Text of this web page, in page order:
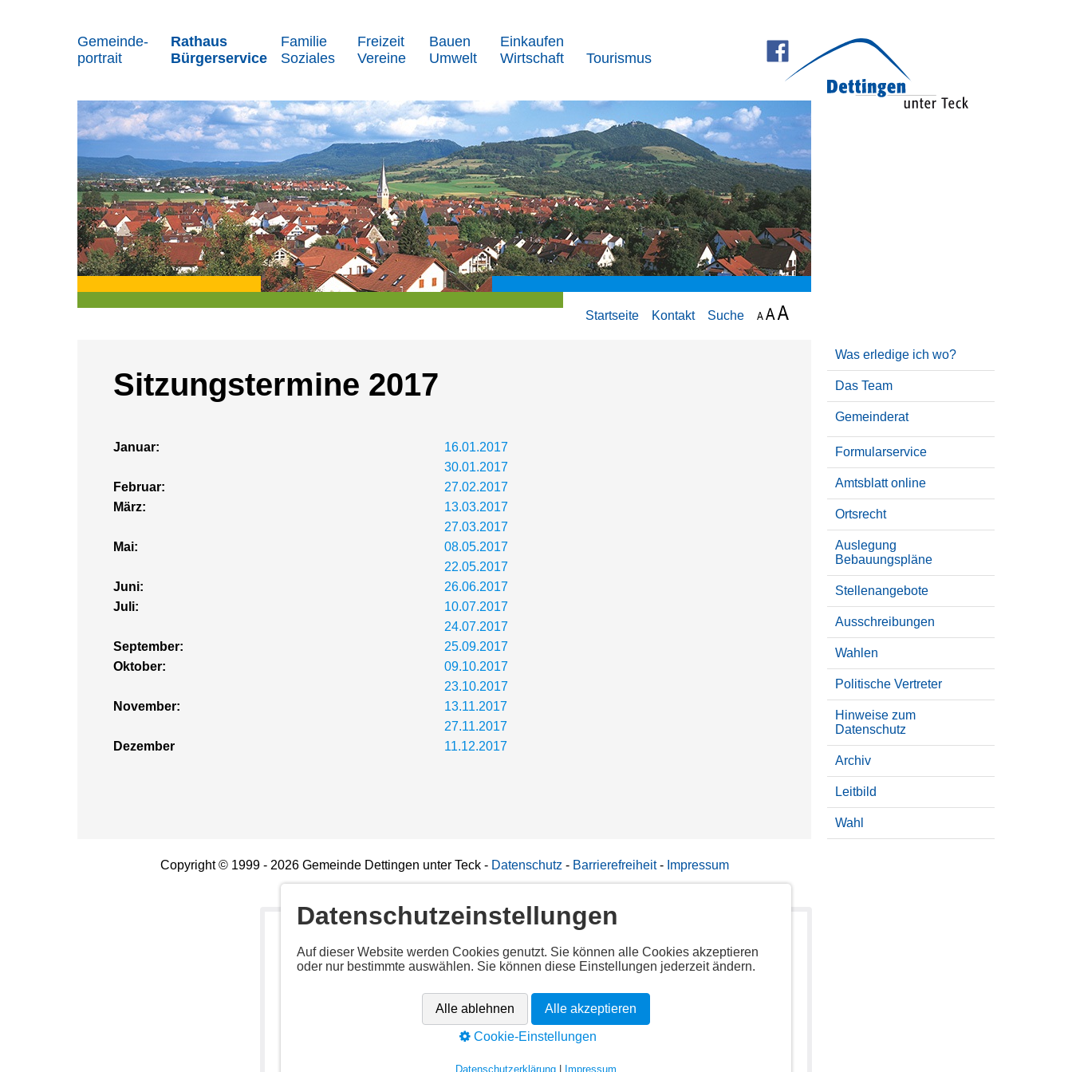
Gemeinde-
portrait
Rathaus
Bürgerservice
Familie
Soziales
Freizeit
Vereine
Bauen
Umwelt
Einkaufen
Wirtschaft
Tourismus
Startseite Kontakt Suche
Sitzungstermine 2017
Januar:
16.01.2017
30.01.2017
Februar:
27.02.2017
März:
13.03.2017
27.03.2017
Mai:
08.05.2017
22.05.2017
Juni:
26.06.2017
Juli:
10.07.2017
24.07.2017
September:
25.09.2017
Oktober:
09.10.2017
23.10.2017
November:
13.11.2017
27.11.2017
Dezember
11.12.2017
Was erledige ich wo?
Das Team
Gemeinderat
Formularservice
Amtsblatt online
Ortsrecht
Auslegung
Bebauungspläne
Stellenangebote
Ausschreibungen
Wahlen
Politische Vertreter
Hinweise zum
Datenschutz
Archiv
Leitbild
Wahl
Copyright © 1999 - 2026 Gemeinde Dettingen unter Teck- Datenschutz - Barrierefreiheit- Impressum
Deaktiviertes Script!
Aktivieren Sie alle Cookies per Klick auf " Alle akzeptieren" um diesen Inhalt anzuzeigen.
https://app.cituro.com/booking-widget
Alle akzeptieren
Datenschutzeinstellungen
Auf dieser Website werden Cookies genutzt. Sie können alle Cookies akzeptieren
oder nur bestimmte auswählen. Sie können diese Einstellungen jederzeit ändern.
Alle ablehnen Alle akzeptieren
Cookie-Einstellungen
Datenschutzerklärung Impressum